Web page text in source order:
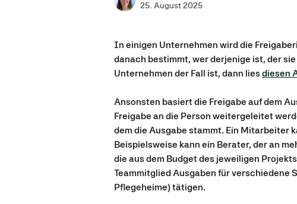
25. August 2025
In einigen Unternehmen wird die
danach bestimmt, wer derjenige ist, der
Unternehmen der Fall ist, dann lies diesen
Ansonsten basiert die Freigabe auf dem
Freigabe an die Person weitergeleitet
dem die Ausgabe stammt. Ein Mitarbeiter
Beispielsweise kann ein Berater, der an
die aus dem Budget des jeweiligen
Teammitglied Ausgaben für verschiedene
Pflegeheime) tätigen.